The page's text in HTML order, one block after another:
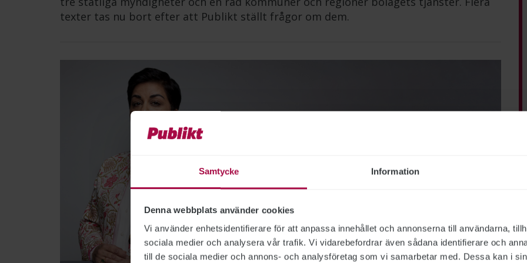
Samtycke Information
Denna webbplats använder cookies
Vi använder enhetsidentifierare för att anpassa innehållet och annonserna till användarna,
sociala medier och analysera vår trafik. Vi vidarebefordrar även sådana identifierare och
till de sociala medier och annons- och analysföretag som vi samarbetar med. Dessa kan i
texter tas nu bort efter att Publikt ställt frågor om dem.